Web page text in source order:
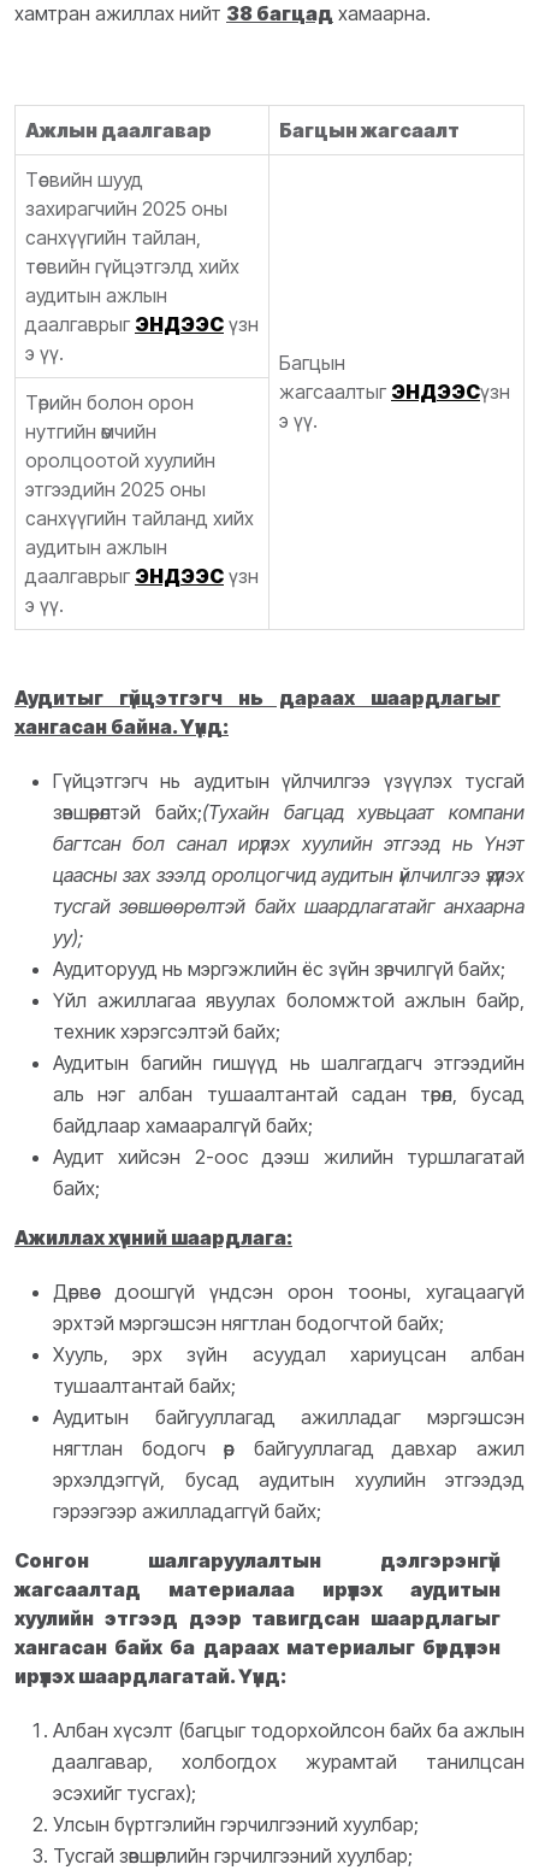
хамтран ажиллах нийт 38 багцад хамаарна.
Ажлын даалгавар Багцын жагсаалт
Төсвийн шууд
захирагчийн 2025 оны
санхүүгийн тайлан,
төсвийн гүйцэтгэлд хийх
аудитын ажлын
даалгаврыг ЭНДЭЭС үзн
э үү.
Багцын
жагсаалтыг ЭНДЭЭСүзн
э үү.
Төрийн болон орон
нутгийн өмчийн
оролцоотой хуулийн
этгээдийн 2025 оны
санхүүгийн тайланд хийх
аудитын ажлын
даалгаврыг ЭНДЭЭС үзн
э үү.
Аудитыг гүйцэтгэгч нь дараах шаардлагыг
хангасан байна. Yүнд:
Гүйцэтгэгч нь аудитын үйлчилгээ үзүүлэх тусгай
зөвшөөрөлтэй байх;(Тухайн багцад хувьцаат компани
багтсан бол санал ирүүлэх хуулийн этгээд нь Үнэт
цаасны зах зээлд оролцогчид аудитын үйлчилгээ үзүүлэх
тусгай зөвшөөрөлтэй байх шаардлагатайг анхаарна
уу);
Аудиторууд нь мэргэжлийн ёс зүйн зөрчилгүй байх;
Үйл ажиллагаа явуулах боломжтой ажлын байр,
техник хэрэгсэлтэй байх;
Аудитын багийн гишүүд нь шалгагдагч этгээдийн
аль нэг албан тушаалтантай садан төрөл, бусад
байдлаар хамааралгүй байх;
Аудит хийсэн 2-оос дээш жилийн туршлагатай
байх;
Ажиллах хүчний шаардлага:
Дөрвөөс доошгүй үндсэн орон тооны, хугацаагүй
эрхтэй мэргэшсэн нягтлан бодогчтой байх;
Хууль, эрх зүйн асуудал хариуцсан албан
тушаалтантай байх;
Аудитын байгууллагад ажилладаг мэргэшсэн
нягтлан бодогч өөр байгууллагад давхар ажил
эрхэлдэггүй, бусад аудитын хуулийн этгээдэд
гэрээгээр ажилладаггүй байх;
Сонгон шалгаруулалтын дэлгэрэнгүй
жагсаалтад материалаа ирүүлэх аудитын
хуулийн этгээд дээр тавигдсан шаардлагыг
хангасан байх ба дараах материалыг бүрдүүлэн
ирүүлэх шаардлагатай. Үүнд:
Албан хүсэлт (багцыг тодорхойлсон байх ба ажлын
даалгавар, холбогдох журамтай танилцсан
эсэхийг тусгах);
Улсын бүртгэлийн гэрчилгээний хуулбар;
Тусгай зөвшөөрлийн гэрчилгээний хуулбар;